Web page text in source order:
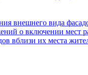
внешнего вида
о включении мест
вблизи их места